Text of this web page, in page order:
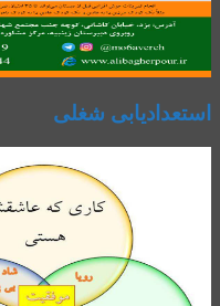
استعدادیابی شغلی